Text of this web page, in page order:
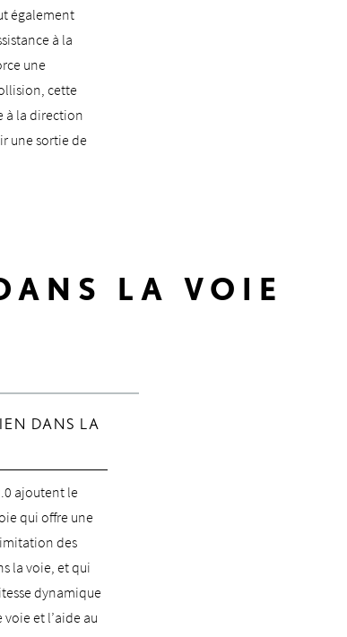
également
à la
une
cette
à la direction
une sortie de
LA VOIE
DANS LA
ajoutent le
qui offre une
des
la voie, et qui
dynamique
voie et l’aide au